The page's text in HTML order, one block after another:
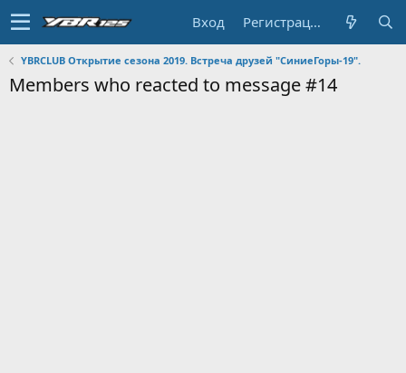
Вход Регистрация
YBRCLUB Открытие сезона 2019. Встреча друзей "СиниеГоры-19".
Members who reacted to message #14